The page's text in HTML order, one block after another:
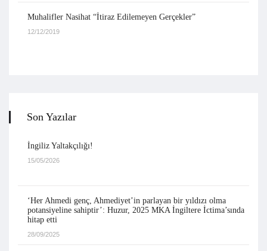
Muhalifler Nasihat “İtiraz Edilemeyen Gerçekler”
12/12/2019
Son Yazılar
İngiliz Yaltakçılığı!
15/05/2026
‘Her Ahmedi genç, Ahmediyet’in parlayan bir yıldızı olma
potansiyeline sahiptir’: Huzur, 2025 MKA İngiltere İctima’sında
hitap etti
28/09/2025